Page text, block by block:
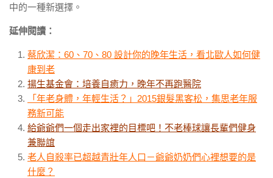
中的一種新選擇。
延伸閱讀：
蔡欣潔：60、70、80 設計你的晚年生活，看北歐人如何健
康到老
揚生基金會：培養自癒力，晚年不再跑醫院
「年老身體，年輕生活？」2015銀髮黑客松，集思老年服
務新可能
給爺爺們一個走出家裡的目標吧！不老棒球讓長輩們健身
兼聯誼
老人自殺率已超越青壯年人口－爺爺奶奶們心裡想要的是
什麼？